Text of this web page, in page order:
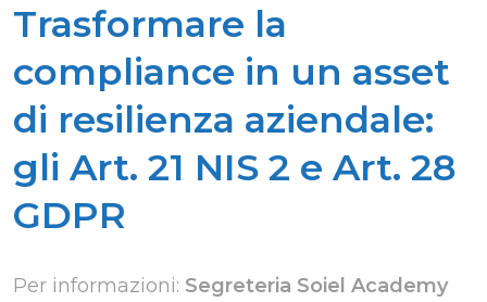
Trasformare la
compliance in un asset
di resilienza aziendale:
gli Art. 21 NIS 2 e Art. 28
GDPR
Per informazioni: Segreteria Soiel Academy